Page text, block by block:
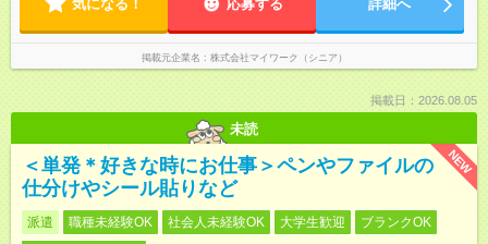
気になる！ 応募する 詳細へ
掲載元企業名 株式会社マイワーク（シニア）
掲載日：2026.08.05
未読
NEW
＜単発＊好きな時にお仕事＞ペンやファイルの
仕分けやシール貼りなど
派遣 職種未経験OK 社会人未経験OK 大学生歓迎
ブランクOK